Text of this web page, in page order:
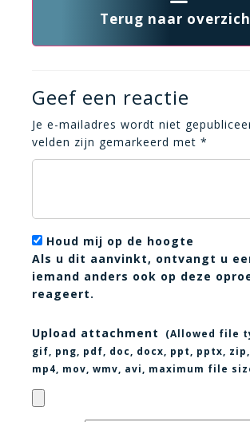
Terug naar
Geef een reactie
Je e-mailadres wordt niet
velden zijn gemarkeerd met *
Houd mij op de hoogte
Als u dit aanvinkt, ontvangt u
iemand anders ook op deze
reageert.
Upload attachment (Allowed file
gif, png, pdf, doc, docx, ppt, pptx, zip,
mp4, mov, wmv, avi
, maximum file